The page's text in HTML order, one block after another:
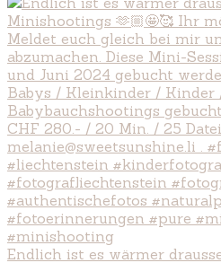
Endlich ist es wärmer